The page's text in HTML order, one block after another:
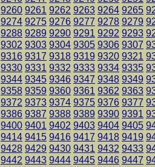
9260 9261 9262 9263 9264 9265
9274 9275 9276 9277 9278 9279
9288 9289 9290 9291 9292 9293
9302 9303 9304 9305 9306 9307
9316 9317 9318 9319 9320 9321
9330 9331 9332 9333 9334 9335
9344 9345 9346 9347 9348 9349
9358 9359 9360 9361 9362 9363
9372 9373 9374 9375 9376 9377
9386 9387 9388 9389 9390 9391
9400 9401 9402 9403 9404 9405
9414 9415 9416 9417 9418 9419
9428 9429 9430 9431 9432 9433
9442 9443 9444 9445 9446 9447